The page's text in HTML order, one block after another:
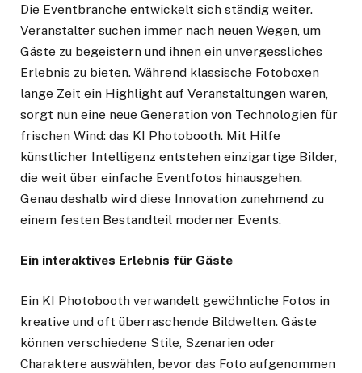
Die Eventbranche entwickelt sich ständig weiter.
Veranstalter suchen immer nach neuen Wegen, um
Gäste zu begeistern und ihnen ein unvergessliches
Erlebnis zu bieten. Während klassische Fotoboxen
lange Zeit ein Highlight auf Veranstaltungen waren,
sorgt nun eine neue Generation von Technologien für
frischen Wind: das KI Photobooth. Mit Hilfe
künstlicher Intelligenz entstehen einzigartige Bilder,
die weit über einfache Eventfotos hinausgehen.
Genau deshalb wird diese Innovation zunehmend zu
einem festen Bestandteil moderner Events.
Ein interaktives Erlebnis für Gäste
Ein KI Photobooth verwandelt gewöhnliche Fotos in
kreative und oft überraschende Bildwelten. Gäste
können verschiedene Stile, Szenarien oder
Charaktere auswählen, bevor das Foto aufgenommen